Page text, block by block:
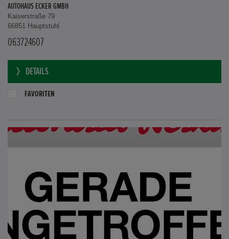
AUTOHAUS ECKER GMBH
Kaiserstraße 79
66851 Hauptstuhl
063724607
DETAILS
FAVORITEN